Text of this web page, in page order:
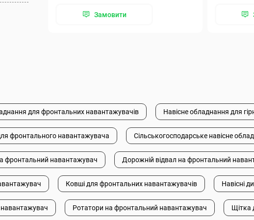
Замовити
для фронтальних навантажувачів Навісне обладнання для
фронтального навантажувача Сільськогосподарське навісне
фронтальний навантажувач Дорожній відвал на фронтальний
Ковші для фронтальних навантажувачів Навісні
навантажувач Ротатори на фронтальний навантажувач Щітка